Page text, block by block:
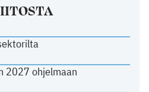
2027 ohjelmaan